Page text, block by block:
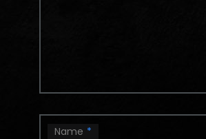
Name *